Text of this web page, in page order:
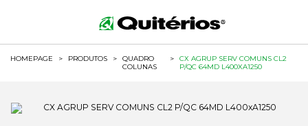
HOMEPAGE > PRODUTOS >
QUADRO
COLUNAS
>
CX AGRUP SERV COMUNS CL2
P/QC 64MD L400XA1250